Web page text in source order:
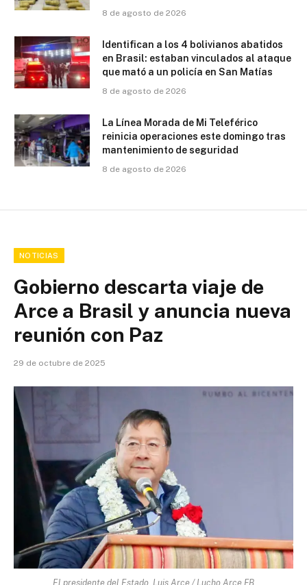
8 de agosto de 2026
Identifican a los 4 bolivianos abatidos
en Brasil: estaban vinculados al ataque
que mató a un policía en San Matías
8 de agosto de 2026
La Línea Morada de Mi Teleférico
reinicia operaciones este domingo tras
mantenimiento de seguridad
8 de agosto de 2026
NOTICIAS
Gobierno descarta viaje de
Arce a Brasil y anuncia nueva
reunión con Paz
29 de octubre de 2025
El presidente del Estado, Luis Arce / Lucho Arce FB